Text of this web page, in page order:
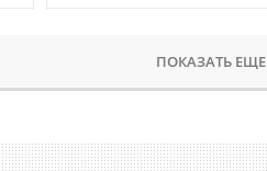
ПОКАЗАТЬ ЕЩЕ